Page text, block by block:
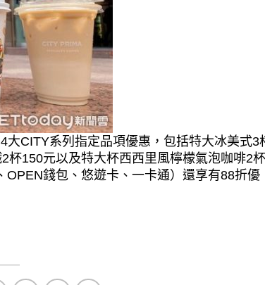
CITY系列指定品項優惠，包括特大冰美式3
杯150元以及特大杯西西里風檸檬氣泡咖啡2杯
錢包、悠遊卡、一卡通）還享有88折優